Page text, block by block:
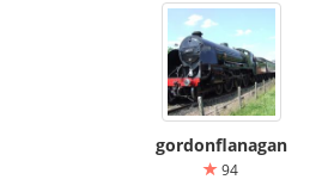
gordonflanagan
94